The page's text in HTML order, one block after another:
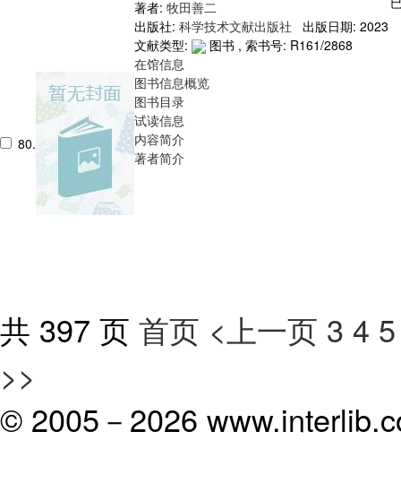
80.
著者: 牧田善二
出版社: 科学技术文献出版社
出版日期: 2023
文献类型:
图书 , 索书号: R161/2868
在馆信息
图书信息概览
图书目录
试读信息
内容简介
著者简介
共 397 页 首页 <上一页 3 4 5
>>
© 2005－ 2026